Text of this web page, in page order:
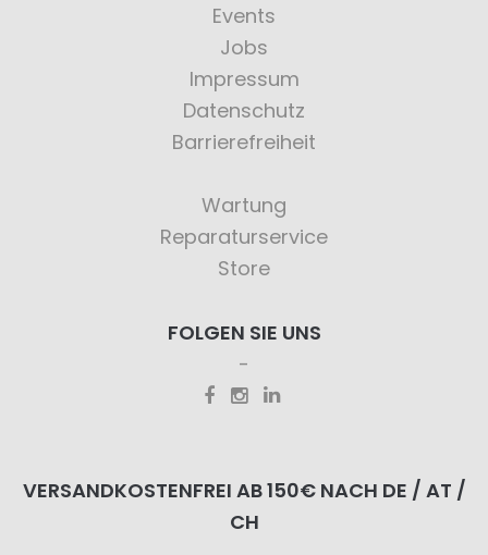
Events
Jobs
Impressum
Datenschutz
Barrierefreiheit
Wartung
Reparaturservice
Store
FOLGEN SIE UNS
VERSANDKOSTENFREI AB 150€ NACH DE / AT /
CH